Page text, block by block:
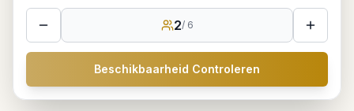
2/ 6
Beschikbaarheid Controleren